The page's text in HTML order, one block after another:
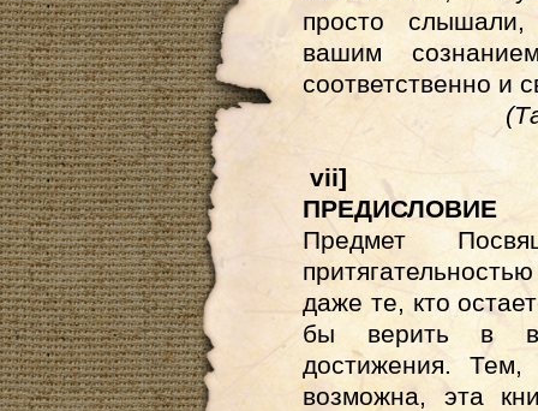
просто
вашим
соответственно и
vii]
ПРЕДИСЛОВИЕ
Предмет
даже те, кто
бы верить в
достижения.
возможна, эта